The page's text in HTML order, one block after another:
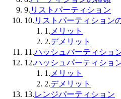
9. リストパーティション
10. リストパーティション
1. メリット
2.デメリット
11.ハッシュパーティショ
12.ハッシュパーティショ
1. メリット
2.デメリット
13.レンジパーティション